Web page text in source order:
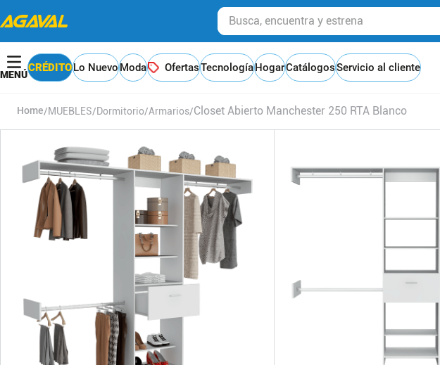
Busca, encuentra y estrena
CRÉDITOLo NuevoModa OfertasTecnologíaHogarCatálogosServicio al cliente
MUEBLES Dormitorio Armarios Closet Abierto Manchester 250 RTA Blanco